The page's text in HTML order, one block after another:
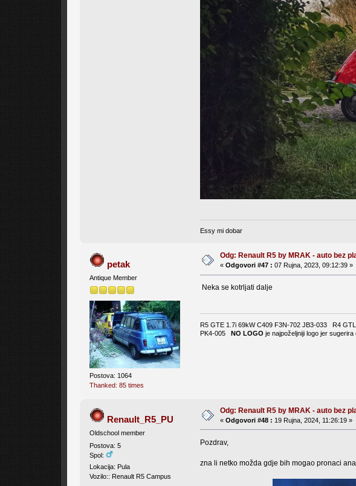
Essy mi dobar
petak
Antique Member
Postova: 1064
Thanked: 85 times
Odg: Renault R5 by MRAK - auto bez
« Odgovori #47 : 07 Rujna, 2023, 09:12:39 »
Neka se kotrljati dalje
R5 GTE 1.7i 69kW C409 F3N-702 JB3-033 R4
PK4-005NO LOGO je najpoželjniji logo jer
Renault_R5_PU
Oldschool member
Postova: 5
Spol:
Lokacija: Pula
Vozilo:: Renault R5 Campus
Odg: Renault R5 by MRAK - auto bez
« Odgovori #48 : 19 Rujna, 2024, 11:26:19 »
Pozdrav,
zna li netko možda gdje bih mogao pronaci